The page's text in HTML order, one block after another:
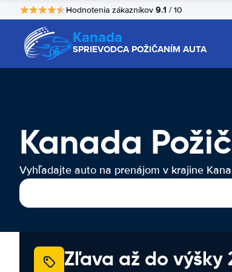
Hodnotenia zákazníkov 9.1 / 10
Kanada
SPRIEVODCA POŽIČANÍM AUTA
Kanada
Vyhľadajte auto na prenájom v krajine
Zľava až do výšky